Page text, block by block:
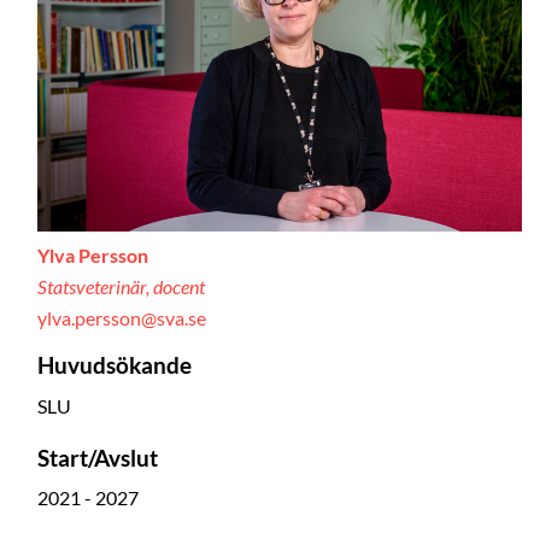
Ylva Persson
Statsveterinär, docent
ylva.persson@sva.se
Huvudsökande
SLU
Start/Avslut
2021 - 2027